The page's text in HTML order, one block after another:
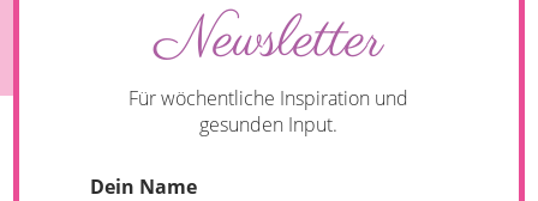
für den perfekten Kauf.Newsletter
Für wöchentliche Inspiration und
gesunden Input.
Dein Name